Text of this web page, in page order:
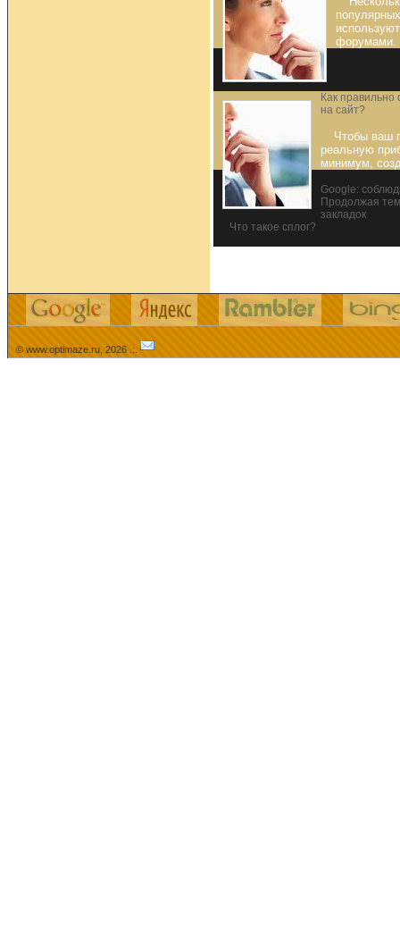
форумами.
Как
на сайт?
Чтобы ваш
реальную
минимум,
Google:
Продолжая
закладок
Что такое сплог?
© www.optimaze.ru, 2026 .:.